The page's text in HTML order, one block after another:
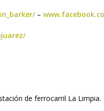
–
de ferrocarril La Limpia.